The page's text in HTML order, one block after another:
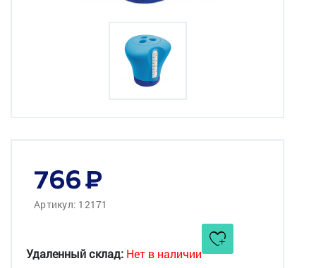
766
Артикул: 12171
Удаленный склад: Нет в наличии